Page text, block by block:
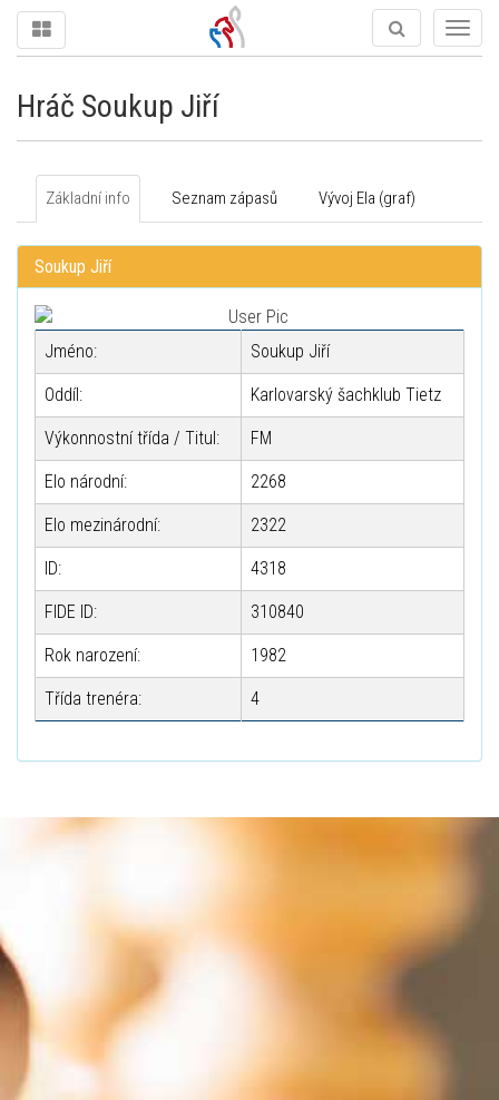
Hráč Soukup Jiří
Základní info Seznam zápasů Vývoj Ela (graf)
Soukup Jiří
Jméno: Soukup Jiří
Oddíl: Karlovarský šachklub Tietz
Výkonnostní třída / Titul: FM
Elo národní: 2268
Elo mezinárodní: 2322
ID: 4318
FIDE ID: 310840
Rok narození: 1982
Třída trenéra: 4